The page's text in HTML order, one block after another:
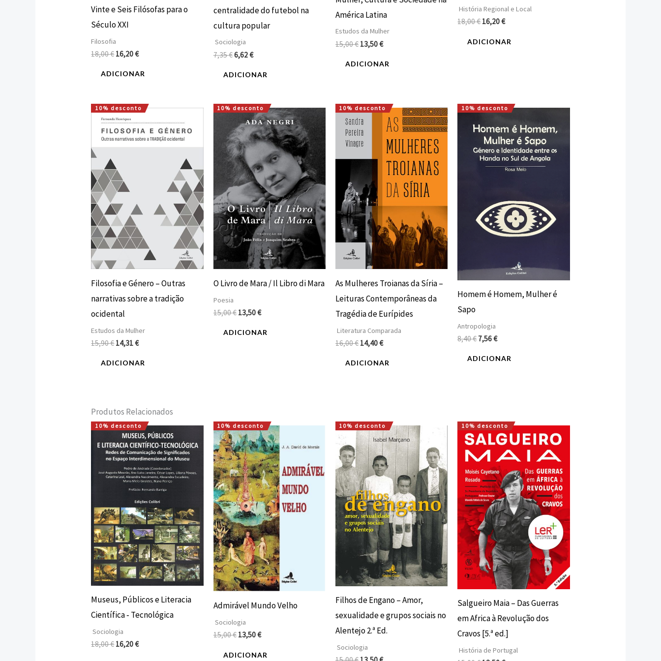
Vinte e Seis Filósofas para o
Século XXI
Filosofia
18,00€16,20€
ADICIONAR
centralidade do futebol na
cultura popular
Sociologia
7,35€6,62€
ADICIONAR
América Latina
Estudos da Mulher
15,00€ 13,50€
ADICIONAR
História Regional e Local
18,00€16,20€
ADICIONAR
10% desconto
Filosofia e Género – Outras
narrativas sobre a tradição
ocidental
Estudos da Mulher
15,90€
O
preço
original
era:
15,90 €.
14,31€
O
preço
atual
é:
14,31 €.
ADICIONAR
10% desconto
O Livro de Mara / Il Libro di Mara
Poesia
15,00€
O
preço
original
era:
15,00 €.
13,50€
O
preço
atual
é:
13,50 €.
ADICIONAR
10% desconto
As Mulheres Troianas da Síria –
Leituras Contemporâneas da
Tragédia de Eurípides
Literatura Comparada
16,00€
O
preço
original
era:
16,00 €.
14,40€
O
preço
atual
é:
14,40 €.
ADICIONAR
10% desconto
Homem é Homem, Mulher é
Sapo
Antropologia
8,40€
O
original
era:
8,40 €.
7,56€
O
atual
é:
7,56 €.
ADICIONAR
Produtos Relacionados
10% desconto
Museus, Públicos e Literacia
Científica ‐ Tecnológica
Sociologia
18,00€
O
preço
original
era:
18,00 €.
16,20€
O
preço
atual
é:
16,20 €.
10% desconto
Admirável Mundo Velho
Sociologia
15,00€
O
preço
original
era:
15,00 €.
13,50€
O
preço
atual
é:
13,50 €.
ADICIONAR
10% desconto
Filhos de Engano – Amor,
sexualidade e grupos sociais no
Alentejo 2.ª Ed.
Sociologia
O
preço
original
era:
15,00 €.
O
preço
atual
é:
13,50 €.
10% desconto
Salgueiro Maia – Das Guerras
em Africa à Revolução dos
Cravos [5.ª ed.]
História de Portugal
O
preço
original
era:
15,00 €.
O
preço
atual
é:
13,50 €.